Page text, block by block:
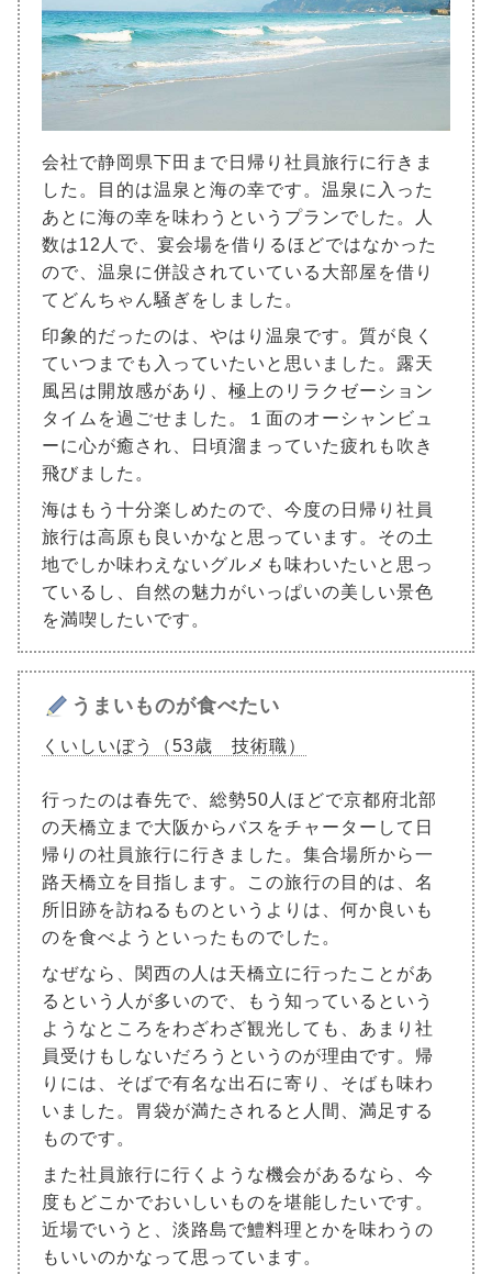
会社で静岡県下田まで日帰り社員旅行に行きま
した。目的は温泉と海の幸です。温泉に入った
あとに海の幸を味わうというプランでした。人
数は12人で、宴会場を借りるほどではなかった
ので、温泉に併設されていている大部屋を借り
てどんちゃん騒ぎをしました。
印象的だったのは、やはり温泉です。質が良く
ていつまでも入っていたいと思いました。露天
風呂は開放感があり、極上のリラクゼーション
タイムを過ごせました。１面のオーシャンビュ
ーに心が癒され、日頃溜まっていた疲れも吹き
飛びました。
海はもう十分楽しめたので、今度の日帰り社員
旅行は高原も良いかなと思っています。その土
地でしか味わえないグルメも味わいたいと思っ
ているし、自然の魅力がいっぱいの美しい景色
を満喫したいです。
うまいものが食べたい
くいしいぼう（53歳 技術職）
行ったのは春先で、総勢50人ほどで京都府北部
の天橋立まで大阪からバスをチャーターして日
帰りの社員旅行に行きました。集合場所から一
路天橋立を目指します。この旅行の目的は、名
所旧跡を訪ねるものというよりは、何か良いも
のを食べようといったものでした。
なぜなら、関西の人は天橋立に行ったことがあ
るという人が多いので、もう知っているという
ようなところをわざわざ観光しても、あまり社
員受けもしないだろうというのが理由です。帰
りには、そばで有名な出石に寄り、そばも味わ
いました。胃袋が満たされると人間、満足する
ものです。
また社員旅行に行くような機会があるなら、今
度もどこかでおいしいものを堪能したいです。
近場でいうと、淡路島で鱧料理とかを味わうの
もいいのかなって思っています。